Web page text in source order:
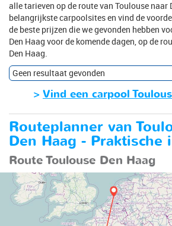
alle tarieven op de route van Toulouse naar
belangrijkste carpoolsites en vind de
de beste prijzen die we gevonden hebben
Den Haag voor de komende dagen, op de
Den Haag.
Geen resultaat gevonden
> Vind een carpool
Routeplanner van
Den Haag - Praktische
Route Toulouse Den Haag